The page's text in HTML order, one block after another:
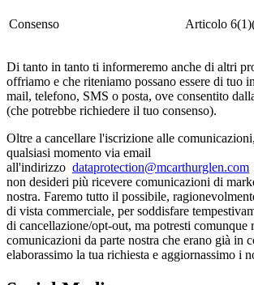
Consenso Articolo
Di tanto in tanto ti informeremo anche di altri
offriamo e che riteniamo possano essere di tuo
mail, telefono, SMS o posta, ove consentito
(che potrebbe richiedere il tuo consenso).
Oltre a cancellare l'iscrizione alle
qualsiasi momento via email
all'indirizzo dataprotection@mcarthurglen.com
non desideri più ricevere comunicazioni di
nostra. Faremo tutto il possibile,
di vista commerciale, per soddisfare
di cancellazione/opt-out, ma potresti comunque
comunicazioni da parte nostra che erano già in
elaborassimo la tua richiesta e aggiornassimo i